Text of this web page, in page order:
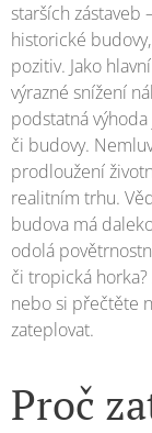
starších zástaveb
historické
pozitiv. Jako
výrazné snížení
podstatná
či budovy.
prodloužení
realitním trhu.
budova má
odolá
či tropická
nebo si přečtěte
zateplovat.
Proč